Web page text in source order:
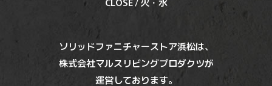
ソリッドファニチャーストア浜松は、
株式会社マルスリビングプロダクツが
運営しております。